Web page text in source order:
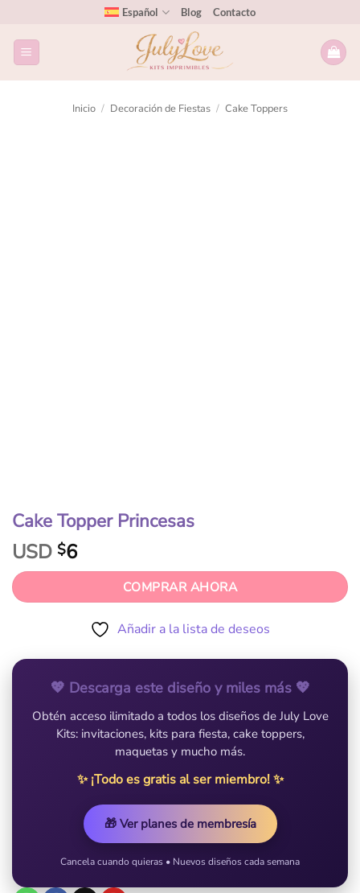
Español Blog Contacto
Inicio / Decoración de Fiestas / Cake Toppers
Cake Topper Princesas
USD $6
COMPRAR AHORA
Añadir a la lista de deseos
💖 Descarga este diseño y miles más 💖
Obtén acceso ilimitado a todos los diseños de July Love
Kits: invitaciones, kits para fiesta, cake toppers,
maquetas y mucho más.
✨ ¡Todo es gratis al ser miembro! ✨
🎁 Ver planes de membresía
Cancela cuando quieras • Nuevos diseños cada semana